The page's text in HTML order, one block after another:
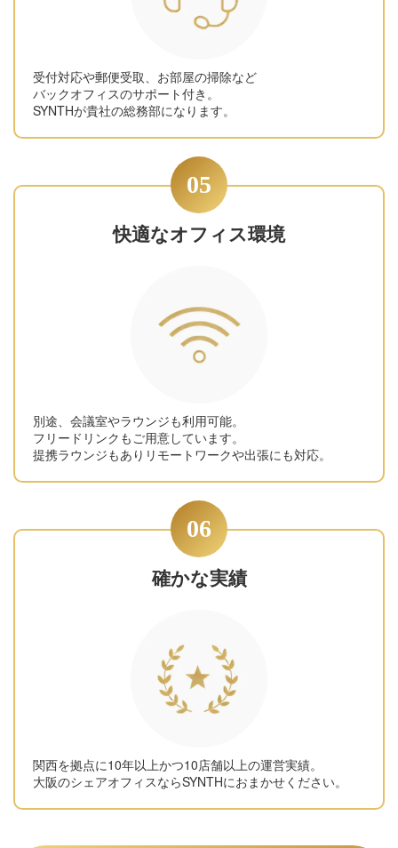
受付対応や郵便受取、お部屋の掃除など
バックオフィスのサポート付き。
SYNTHが貴社の総務部になります。
05
快適なオフィス環境
別途、会議室やラウンジも利用可能。
フリードリンクもご用意しています。
提携ラウンジもありリモートワークや出張にも対応。
06
確かな実績
関西を拠点に10年以上かつ10店舗以上の運営実績。
大阪のシェアオフィスならSYNTHにおまかせください。